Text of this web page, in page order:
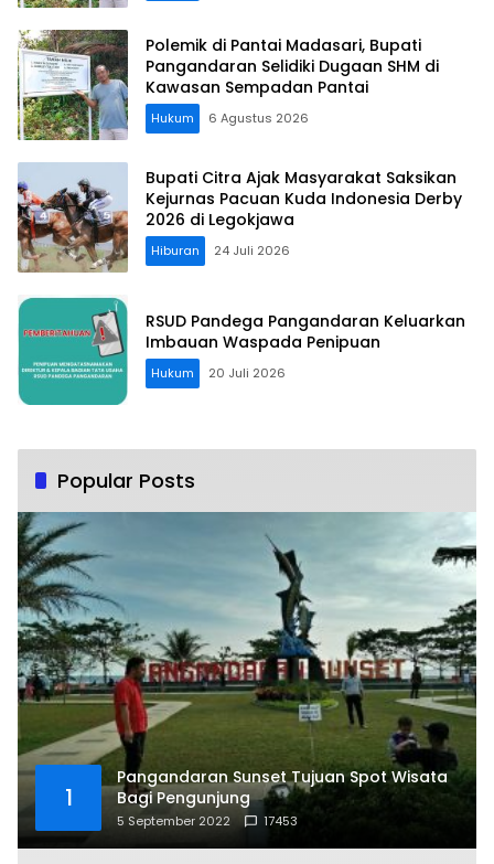
Polemik di Pantai Madasari, Bupati
Pangandaran Selidiki Dugaan SHM di
Kawasan Sempadan Pantai
Hukum 6 Agustus 2026
Bupati Citra Ajak Masyarakat Saksikan
Kejurnas Pacuan Kuda Indonesia Derby
2026 di Legokjawa
Hiburan 24 Juli 2026
RSUD Pandega Pangandaran Keluarkan
Imbauan Waspada Penipuan
Hukum 20 Juli 2026
Popular Posts
1
Pangandaran Sunset Tujuan Spot Wisata
Bagi Pengunjung
5 September 2022 17453